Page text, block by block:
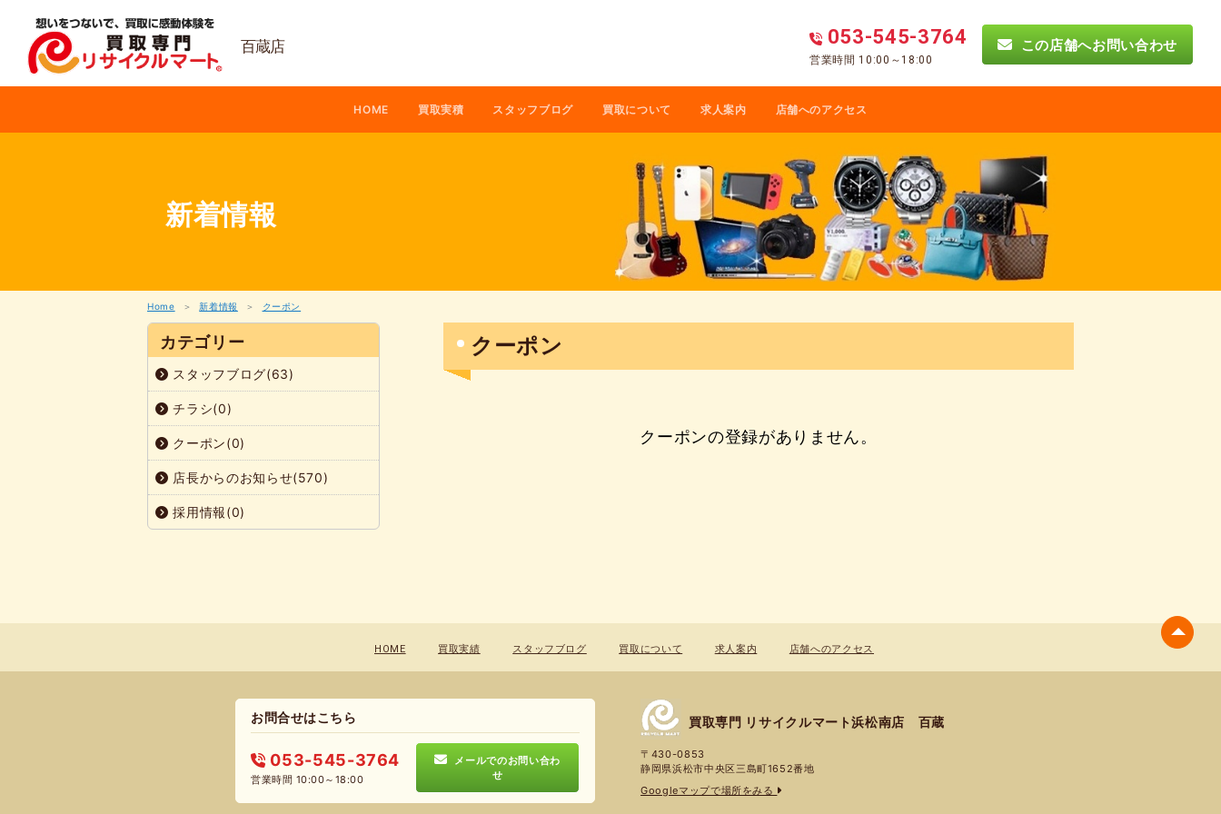
百蔵店 053-545-3764
営業時間 10:00～18:00
この店舗へお問い合わせ
HOME 買取実積 スタッフブログ 買取について 求人案内 店舗へのアクセス
新着情報
Home 新着情報 クーポン
クーポン
クーポンの登録がありません。
カテゴリー
スタッフブログ(63)
チラシ(0)
クーポン(0)
店長からのお知らせ(570)
採用情報(0)
HOME 買取実績 スタッフブログ 買取について 求人案内 店舗へのアクセス
お問合せはこちら
053-545-3764
営業時間 10:00～18:00
メールでのお問い合わ
せ
買取専門 リサイクルマート浜松南店 百蔵
〒430-0853
静岡県浜松市中央区三島町1652番地
Googleマップで場所をみる